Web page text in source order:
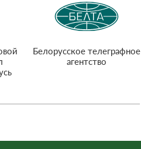
Белорусское телеграфное
агентство